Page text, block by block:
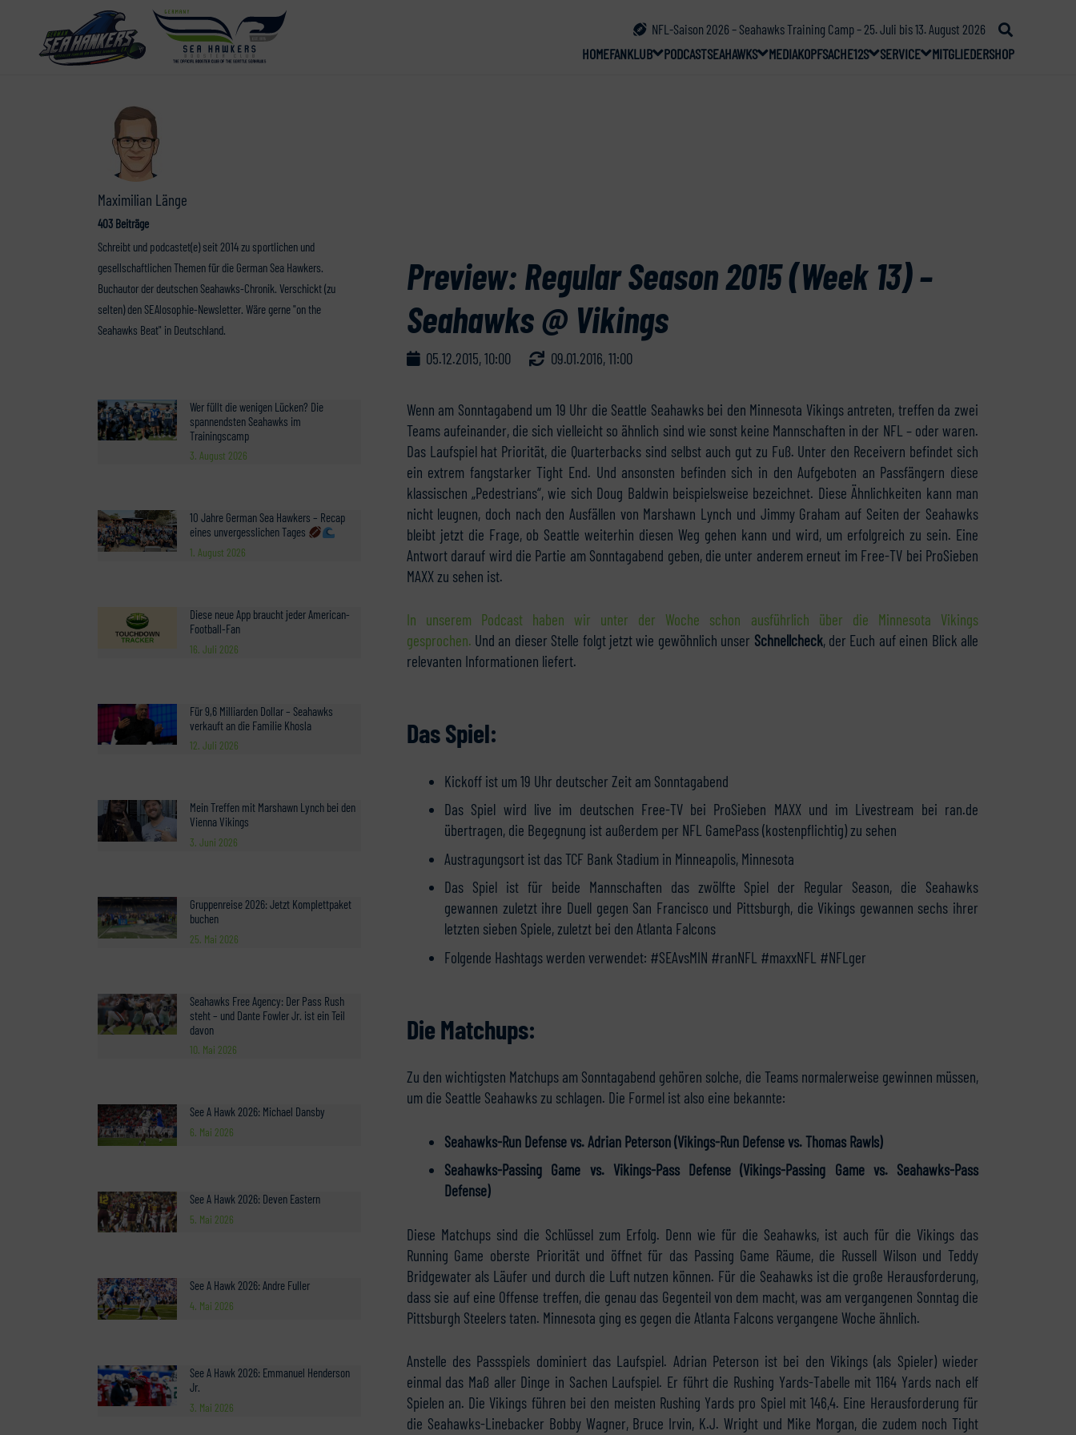
NFL-Saison 2026 – Seahawks Training Camp – 25. Juli bis 13. August 2026
HOMEFANKLUB PODCASTSEAHAWKS MEDIAKOPFSACHE12S SERVICE MITGLIEDERSHOP
Maximilian Länge
403 Beiträge
Schreibt und podcastet(e) seit 2014 zu sportlichen und
gesellschaftlichen Themen für die German Sea Hawkers.
Buchautor der deutschen Seahawks-Chronik. Verschickt (zu
selten) den SEAlosophie-Newsletter. Wäre gerne "on the
Seahawks Beat" in Deutschland.
Preview: Regular Season 2015 (Week 13) –
Seahawks @ Vikings
05.12.2015, 10:00 09.01.2016, 11:00
Wer füllt die wenigen Lücken? Die
spannendsten Seahawks im
Trainingscamp
3. August 2026
10 Jahre German Sea Hawkers – Recap
eines unvergesslichen Tages
1. August 2026
Diese neue App braucht jeder American-
Football-Fan
16. Juli 2026
Für 9,6 Milliarden Dollar – Seahawks
verkauft an die Familie Khosla
12. Juli 2026
Mein Treffen mit Marshawn Lynch bei den
Vienna Vikings
3. Juni 2026
Gruppenreise 2026: Jetzt Komplettpaket
buchen
25. Mai 2026
Seahawks Free Agency: Der Pass Rush
steht – und Dante Fowler Jr. ist ein Teil
davon
10. Mai 2026
See A Hawk 2026: Michael Dansby
6. Mai 2026
See A Hawk 2026: Deven Eastern
5. Mai 2026
See A Hawk 2026: Andre Fuller
4. Mai 2026
See A Hawk 2026: Emmanuel Henderson
Jr.
3. Mai 2026
Wenn am Sonntagabend um 19 Uhr die Seattle Seahawks bei den Minnesota Vikings antreten, treffen da zwei
Teams aufeinander, die sich vielleicht so ähnlich sind wie sonst keine Mannschaften in der NFL – oder waren.
Das Laufspiel hat Priorität, die Quarterbacks sind selbst auch gut zu Fuß. Unter den Receivern befindet sich
ein extrem fangstarker Tight End. Und ansonsten befinden sich in den Aufgeboten an Passfängern diese
klassischen „Pedestrians“, wie sich Doug Baldwin beispielsweise bezeichnet. Diese Ähnlichkeiten kann man
nicht leugnen, doch nach den Ausfällen von Marshawn Lynch und Jimmy Graham auf Seiten der Seahawks
bleibt jetzt die Frage, ob Seattle weiterhin diesen Weg gehen kann und wird, um erfolgreich zu sein. Eine
Antwort darauf wird die Partie am Sonntagabend geben, die unter anderem erneut im Free-TV bei ProSieben
MAXX zu sehen ist.
In unserem Podcast haben wir unter der Woche schon ausführlich über die Minnesota Vikings
gesprochen. Und an dieser Stelle folgt jetzt wie gewöhnlich unser Schnellcheck, der Euch auf einen Blick alle
relevanten Informationen liefert.
Das Spiel:
Kickoff ist um 19 Uhr deutscher Zeit am Sonntagabend
Das Spiel wird live im deutschen Free-TV bei ProSieben MAXX und im Livestream bei ran.de
übertragen, die Begegnung ist außerdem per NFL GamePass (kostenpflichtig) zu sehen
Austragungsort ist das TCF Bank Stadium in Minneapolis, Minnesota
Das Spiel ist für beide Mannschaften das zwölfte Spiel der Regular Season, die Seahawks
gewannen zuletzt ihre Duell gegen San Francisco und Pittsburgh, die Vikings gewannen sechs ihrer
letzten sieben Spiele, zuletzt bei den Atlanta Falcons
Folgende Hashtags werden verwendet: #SEAvsMIN #ranNFL #maxxNFL #NFLger
Die Matchups:
Zu den wichtigsten Matchups am Sonntagabend gehören solche, die Teams normalerweise gewinnen müssen,
um die Seattle Seahawks zu schlagen. Die Formel ist also eine bekannte:
Seahawks-Run Defense vs. Adrian Peterson (Vikings-Run Defense vs. Thomas Rawls)
Seahawks-Passing Game vs. Vikings-Pass Defense (Vikings-Passing Game vs. Seahawks-Pass
Defense)
Diese Matchups sind die Schlüssel zum Erfolg. Denn wie für die Seahawks, ist auch für die Vikings das
Running Game oberste Priorität und öffnet für das Passing Game Räume, die Russell Wilson und Teddy
Bridgewater als Läufer und durch die Luft nutzen können. Für die Seahawks ist die große Herausforderung,
dass sie auf eine Offense treffen, die genau das Gegenteil von dem macht, was am vergangenen Sonntag die
Pittsburgh Steelers taten. Minnesota ging es gegen die Atlanta Falcons vergangene Woche ähnlich.
Anstelle des Passspiels dominiert das Laufspiel. Adrian Peterson ist bei den Vikings (als Spieler) wieder
einmal das Maß aller Dinge in Sachen Laufspiel. Er führt die Rushing Yards-Tabelle mit 1164 Yards nach elf
Spielen an. Die Vikings führen bei den meisten Rushing Yards pro Spiel mit 146,4. Eine Herausforderung für
die Seahawks-Linebacker Bobby Wagner, Bruce Irvin, K.J. Wright und Mike Morgan, die zudem noch Tight